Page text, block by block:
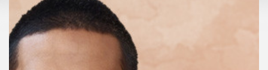
สต์
แนะนำ